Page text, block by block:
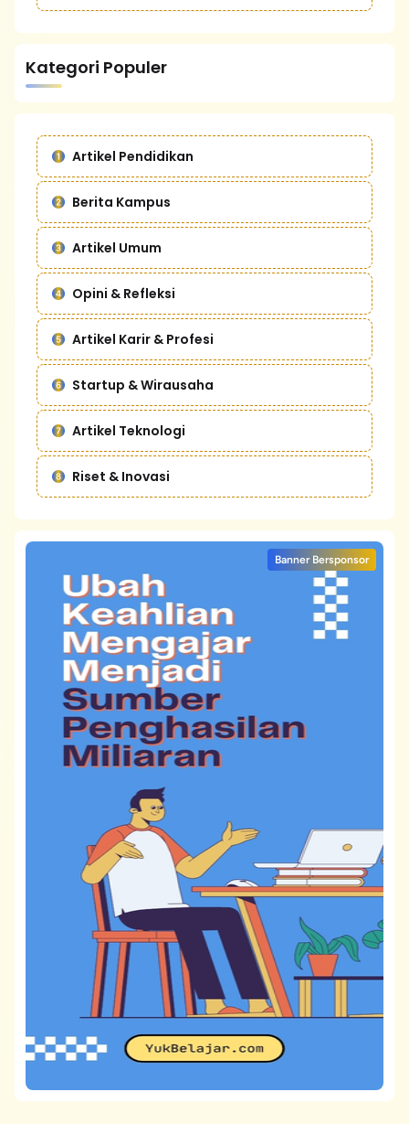
Kategori Populer
Artikel Pendidikan
Berita Kampus
Artikel Umum
Opini & Refleksi
Artikel Karir & Profesi
Startup & Wirausaha
Artikel Teknologi
Riset & Inovasi
Banner Bersponsor